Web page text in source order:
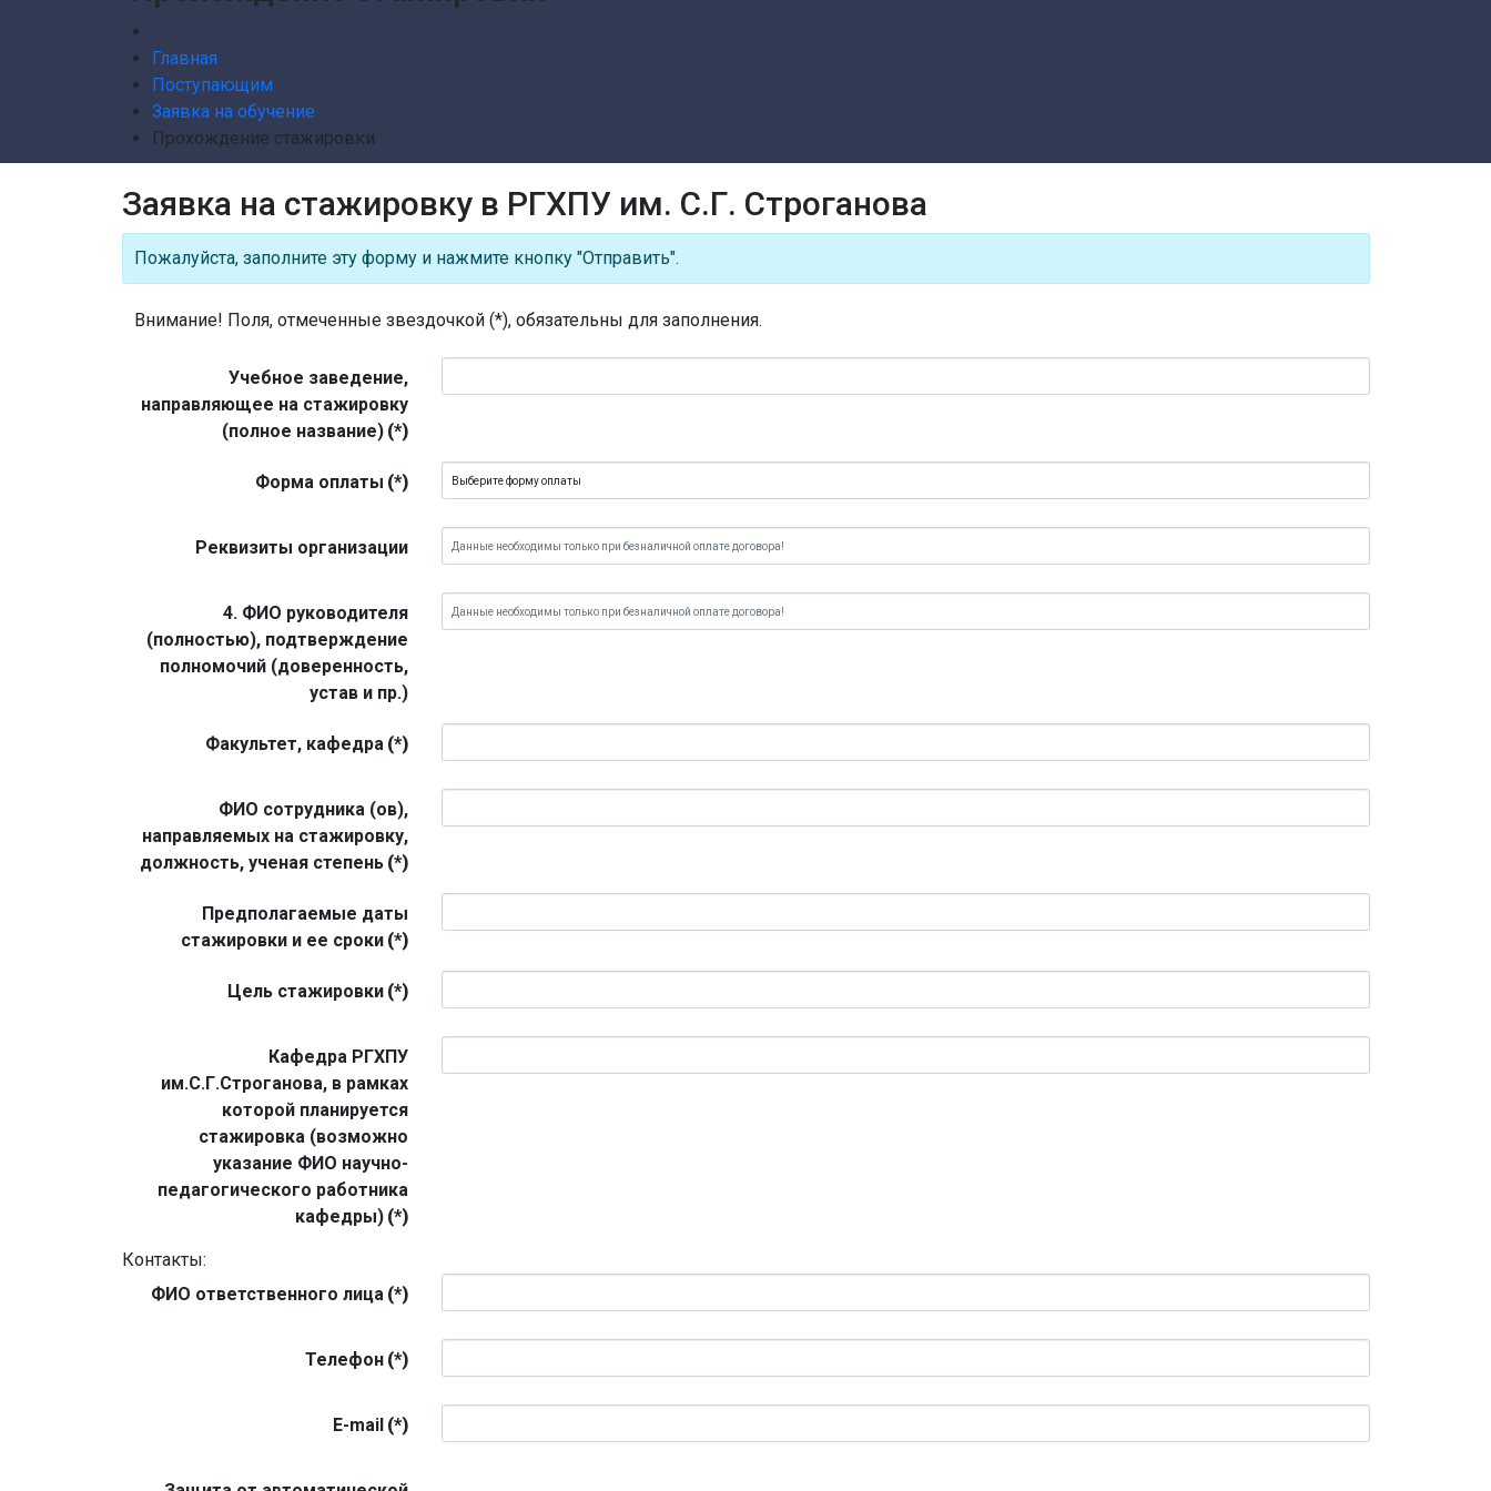
Главная
Поступающим
Заявка на обучение
Прохождение стажировки
Заявка на стажировку в РГХПУ им. С.Г. Строганова
Пожалуйста, заполните эту форму и нажмите кнопку "Отправить".
Внимание! Поля, отмеченные звездочкой (*), обязательны для заполнения.
Учебное заведение,
направляющее на стажировку
(полное название) (*)
Форма оплаты (*)
Реквизиты организации
4. ФИО руководителя
(полностью), подтверждение
полномочий (доверенность,
устав и пр.)
Факультет, кафедра (*)
ФИО сотрудника (ов),
направляемых на стажировку,
должность, ученая степень (*)
Предполагаемые даты
стажировки и ее сроки (*)
Цель стажировки (*)
Кафедра РГХПУ
им.С.Г.Строганова, в рамках
которой планируется
стажировка (возможно
указание ФИО научно-
педагогического работника
кафедры) (*)
Контакты:
ФИО ответственного лица (*)
Телефон (*)
E-mail (*)